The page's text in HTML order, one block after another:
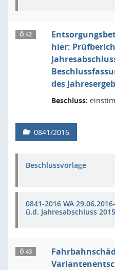
Ö 42
hier:
des
Beschluss:
0841/2016
Beschlussvorlage
0841-2016 WA
ü.d. Jahresabschluss
Ö 43